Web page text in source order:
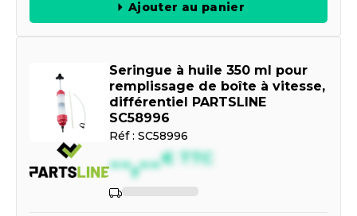
Ajouter au panier
Seringue à huile 350 ml pour
remplissage de boîte à vitesse,
différentiel PARTSLINE
SC58996
Réf : SC58996
--,--€ TTC